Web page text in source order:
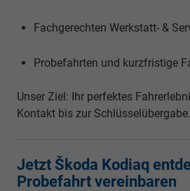
Fachgerechten Werkstatt- &
Probefahrten und kurzfristige
Unser Ziel: Ihr perfektes
Kontakt bis zur Schlüsselübergabe.
Jetzt Škoda Kodiaq
Probefahrt vereinbaren